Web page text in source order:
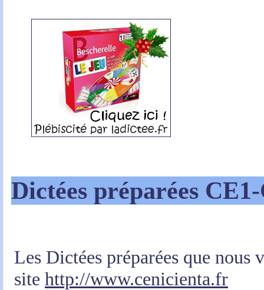
Dictées préparées
Les Dictées préparées que nous
site http://www.cenicienta.fr